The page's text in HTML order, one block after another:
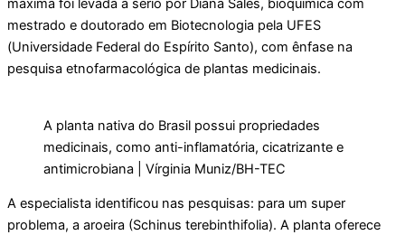
máxima foi levada a sério por Diana Sales, bioquímica com
mestrado e doutorado em Biotecnologia pela UFES
(Universidade Federal do Espírito Santo), com ênfase na
pesquisa etnofarmacológica de plantas medicinais.
A planta nativa do Brasil possui propriedades
medicinais, como anti-inflamatória, cicatrizante e
antimicrobiana | Vírginia Muniz/BH-TEC
A especialista identificou nas pesquisas: para um super
problema, a aroeira (Schinus terebinthifolia). A planta oferece